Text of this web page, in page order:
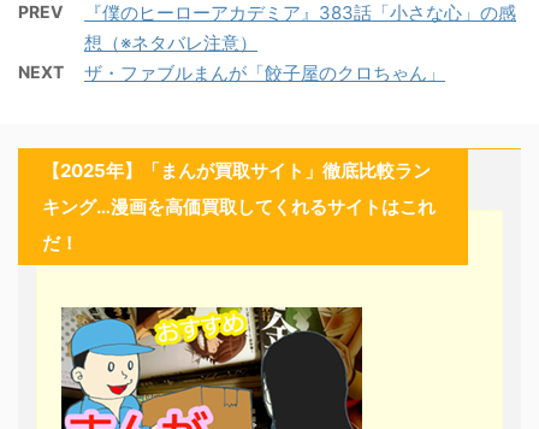
PREV
『僕のヒーローアカデミア』383話「小さな心」の感
想（※ネタバレ注意）
NEXT ザ・ファブルまんが「餃子屋のクロちゃん」
【2025年】「まんが買取サイト」徹底比較ラン
キング…漫画を高価買取してくれるサイトはこれ
だ！